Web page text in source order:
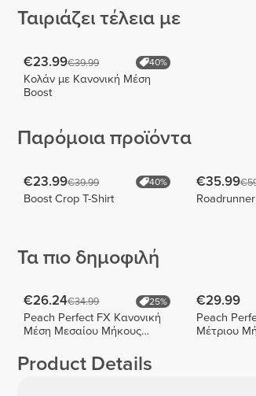
Ταιριάζει τέλεια με
€23.99€39.99 40%
Κολάν με Κανονική Μέση
Boost
Παρόμοια προϊόντα
€23.99€39.99 40%
Boost Crop T-Shirt
€35.99
Τα πιο δημοφιλή
€26.24€34.99 25%
Peach Perfect FX Κανονική
Μέση Μεσαίου Μήκους
€29.99
Peach
Μέτριου
Product Details